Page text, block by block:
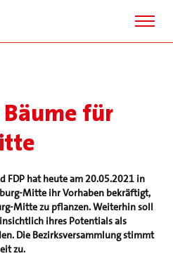
für
FDP hat heute am 20.05.2021 in
Mitte ihr Vorhaben bekräftigt,
Mitte zu pflanzen. Weiterhin soll
ihres Potentials als
Die Bezirksversammlung stimmt
zu.